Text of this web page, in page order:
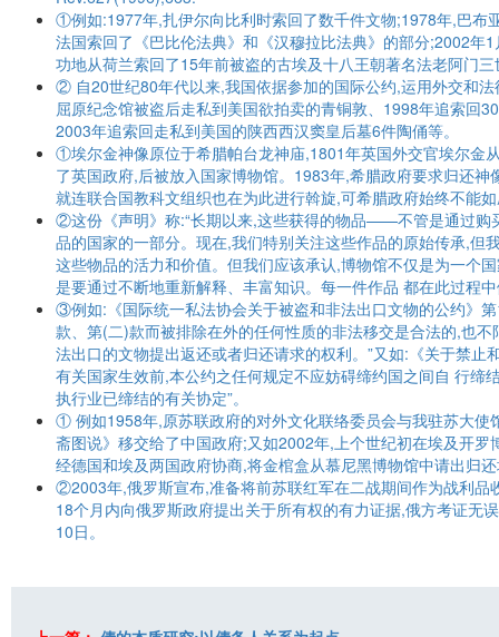
①例如:1977年,扎伊尔向比利时索回了数千件文物;1978年,巴布
法国索回了《巴比伦法典》和《汉穆拉比法典》的部分;2002
功地从荷兰索回了15年前被盗的古埃及十八王朝著名法老阿门
② 自20世纪80年代以来,我国依据参加的国际公约,运用外交和
屈原纪念馆被盗后走私到美国欲拍卖的青铜敦、1998年追索回
2003年追索回走私到美国的陕西西汉窦皇后墓6件陶俑等。
①埃尔金神像原位于希腊帕台龙神庙,1801年英国外交官埃尔金
了英国政府,后被放入国家博物馆。1983年,希腊政府要求归还
就连联合国教科文组织也在为此进行斡旋,可希腊政府始终不能
②这份《声明》称:“长期以来,这些获得的物品——不管是通过购
品的国家的一部分。现在,我们特别关注这些作品的原始传承,
这些物品的活力和价值。但我们应该承认,博物馆不仅是为一个
是要通过不断地重新解释、丰富知识。每一件作品 都在此过程
③例如:《国际统一私法协会关于被盗和非法出口文物的公约》
款、第(二)款而被排除在外的任何性质的非法移交是合法的,也
法出口的文物提出返还或者归还请求的权利。”又如:《关于禁
有关国家生效前,本公约之任何规定不应妨碍缔约国之间自 行
执行业已缔结的有关协定”。
① 例如1958年,原苏联政府的对外文化联络委员会与我驻苏大
斋图说》移交给了中国政府;又如2002年,上个世纪初在埃及开
经德国和埃及两国政府协商,将金棺盒从慕尼黑博物馆中请出归
②2003年,俄罗斯宣布,准备将前苏联红军在二战期间作为战利
18个月内向俄罗斯政府提出关于所有权的有力证据,俄方考证无
10日。